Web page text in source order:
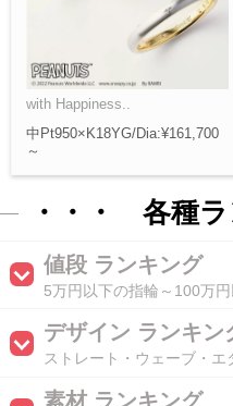
with Happiness..
中Pt950×K18YG/Dia:¥161,700
～
・・・ 各種
値段 ランキング
5万円以下の指輪～100万
デザイン ランキン
ストレート・ウェーブ・エ
素材 ランキング